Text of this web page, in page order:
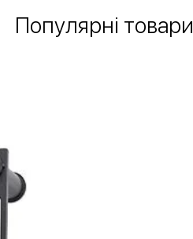
Популярні товари